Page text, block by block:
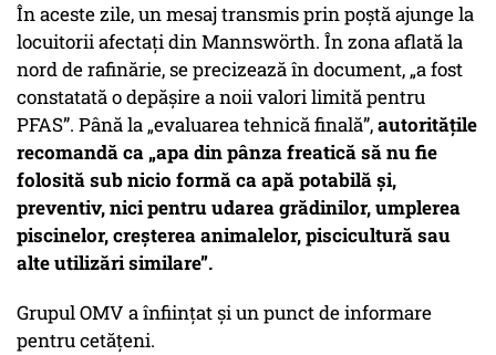
În aceste zile, un mesaj transmis prin poștă ajunge la
locuitorii afectați din Mannswörth. În zona aflată la
nord de rafinărie, se precizează în document, „a fost
constatată o depășire a noii valori limită pentru
PFAS”. Până la „evaluarea tehnică finală”,autoritățile
recomandă ca „apa din pânza freatică să nu fie
folosită sub nicio formă ca apă potabilă și,
preventiv, nici pentru udarea grădinilor, umplerea
piscinelor, creșterea animalelor, piscicultură sau
alte utilizări similare”.
Grupul OMV a înființat și un punct de informare
pentru cetățeni.